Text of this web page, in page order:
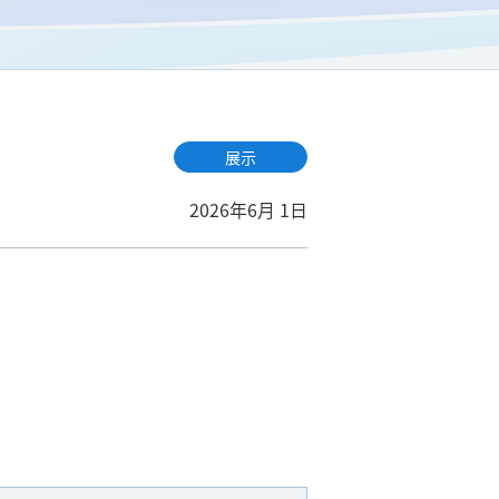
展示
2026年6月 1日